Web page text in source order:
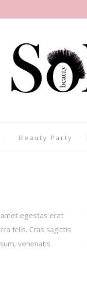
Beauty Party
egestas erat
felis. Cras sagittis
venenatis